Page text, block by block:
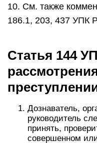
10. См. также
186.1, 203, 437 УПК
Статья 144
Дознаватель,
руководитель
принять,
совершенном